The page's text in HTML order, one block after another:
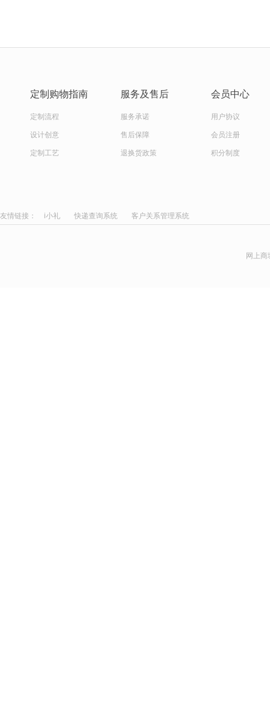
定制购物指南
定制流程
设计创意
定制工艺
服务及售后
服务承诺
售后保障
退换货政策
会员中心
用户协议
会员注册
积分制度
友情链接： i小礼 快递查询系统 客户关系管理系统
网上